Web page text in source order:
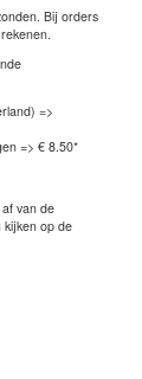
Bij orders
=>
=> € 8.50*
van de
kijken op de